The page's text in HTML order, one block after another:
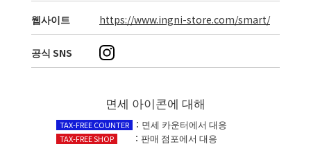
웹사이트 https://www.ingni-store.com/smart/
공식 SNS
면세 아이콘에 대해
TAX-FREE COUNTER ：면세 카운터에서 대응
TAX-FREE SHOP ：판매 점포에서 대응